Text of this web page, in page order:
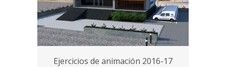
Ejercicios de animación 2016-17